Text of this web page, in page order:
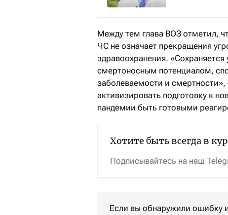
Между тем глава ВОЗ отметил,
ЧС не означает прекращения
здравоохранения.
смертоносным потенциалом,
заболеваемости и
активизировать подготовку к
пандемии быть готовыми
Хотите быть всегда в
Подписывайтесь на наш
Если вы обнаружили ошибку